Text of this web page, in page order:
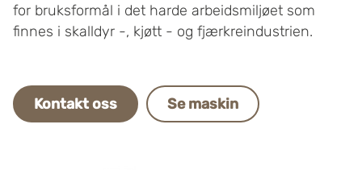
for bruksformål i det harde arbeidsmiljøet som
finnes i skalldyr -, kjøtt - og fjærkreindustrien.
Kontakt oss Se maskin